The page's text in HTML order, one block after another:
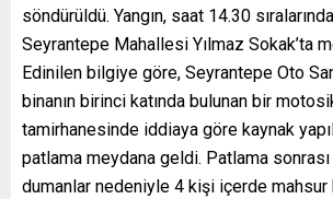
söndürüldü. Yangın, saat 14.30
Seyrantepe Mahallesi Yılmaz Sokak’ta
Edinilen bilgiye göre, Seyrantepe Oto
binanın birinci katında bulunan bir
tamirhanesinde iddiaya göre kaynak
patlama meydana geldi. Patlama
dumanlar nedeniyle 4 kişi içerde mahsur